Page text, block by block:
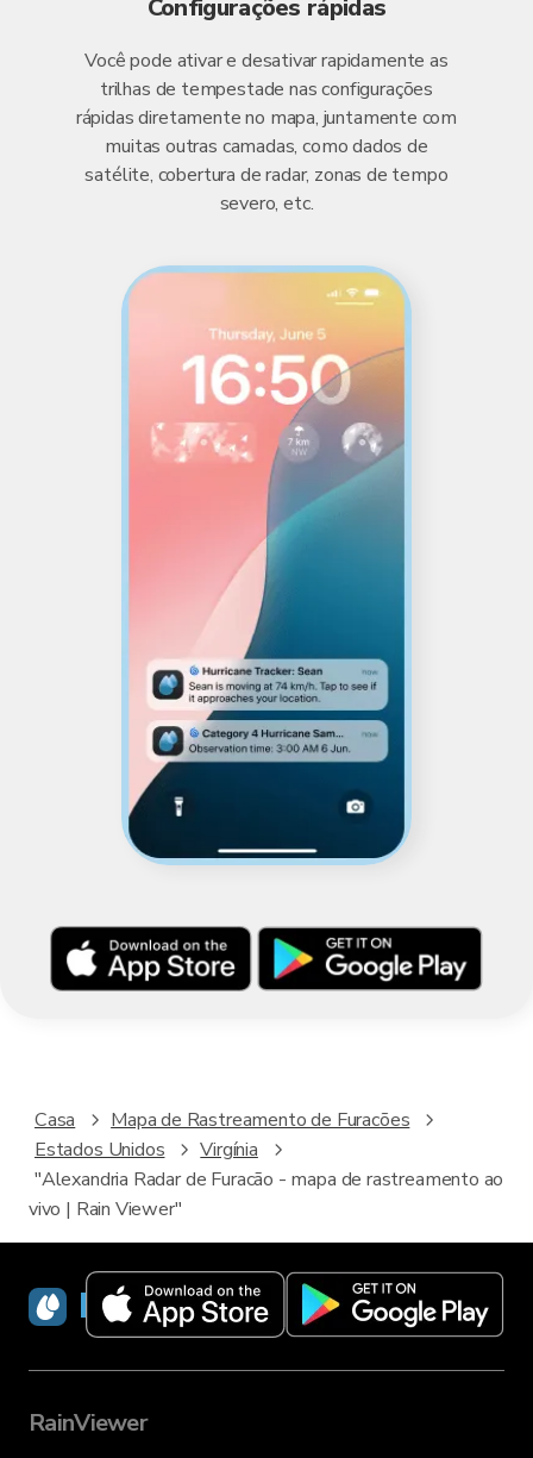
Configurações rápidas
Você pode ativar e desativar rapidamente as
trilhas de tempestade nas configurações
rápidas diretamente no mapa, juntamente com
muitas outras camadas, como dados de
satélite, cobertura de radar, zonas de tempo
severo, etc.
Casa
Mapa de Rastreamento de Furacões
Estados Unidos
Virgínia
"Alexandria Radar de Furacão - mapa de rastreamento ao
vivo | Rain Viewer"
RainViewer
RainViewer